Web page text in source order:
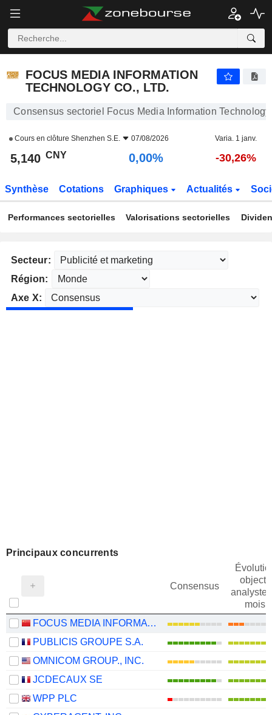
FOCUS MEDIA INFORMATION
TECHNOLOGY CO., LTD.
Consensus sectoriel Focus Media Information
Cours en clôture Shenzhen S.E. 07/08/2026 Varia. 1 janv.
5,140 CNY 0,00% -30,26%
Synthèse Cotations Graphiques Actualités
Performances sectorielles Valorisations sectorielles
Secteur:
Région:
Axe X:
Principaux concurrents
Consensus
objectif
mois
FOCUS MEDIA INFORMATION TECHNOLOGY CO., LTD.
PUBLICIS GROUPE S.A.
OMNICOM GROUP., INC.
JCDECAUX SE
WPP PLC